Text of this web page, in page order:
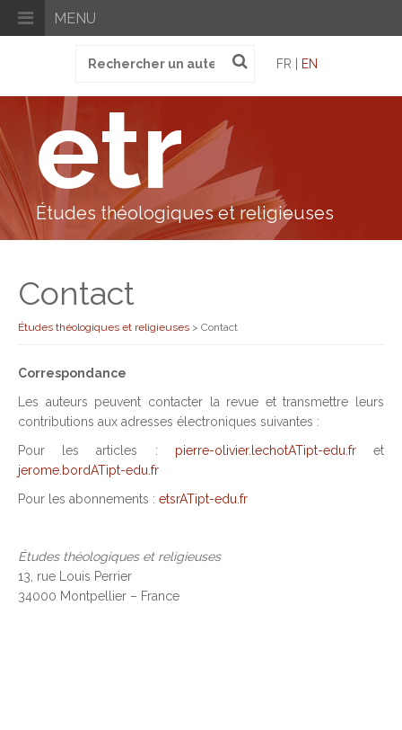
MENU
pour
FR | EN
etr
Études théologiques et religieuses
Contact
Études théologiques et religieuses > Contact
Correspondance
Les auteurs peuvent contacter la revue et transmettre leurs
contributions aux adresses électroniques suivantes :
Pour les articles : pierre-olivier.lechotATipt-edu.fret
jerome.bordATipt-edu.fr
Pour les abonnements : etsrATipt-edu.fr
Études théologiques et religieuses
13, rue Louis Perrier
34000 Montpellier – France